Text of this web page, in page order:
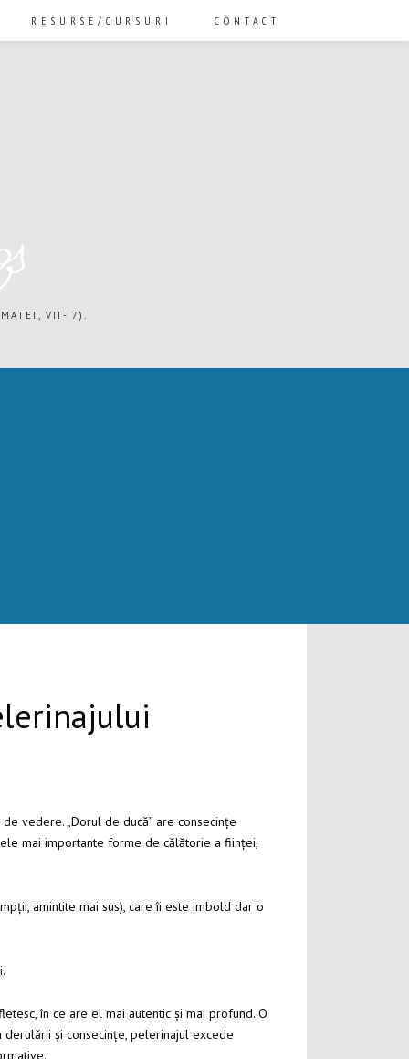
VII- 7).
RESURSE/CURSURI CONTACT
vedere. „Dorul de ducă” are consecințe
mai importante forme de călătorie a ființei,
amintite mai sus), care îi este imbold dar o
în ce are el mai autentic și mai profund. O
și consecințe, pelerinajul excede